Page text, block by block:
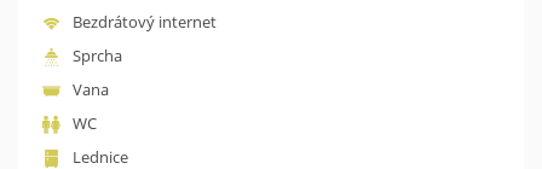
Bezdrátový internet
Sprcha
Vana
WC
Lednice